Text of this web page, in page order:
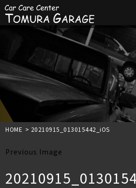
content
HOME > 20210915_013015442_iOS
Previous Image